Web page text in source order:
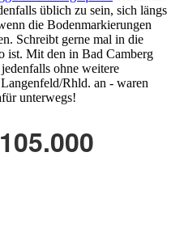
üblich zu sein, sich längs
die Bodenmarkierungen
Schreibt gerne mal in die
ist. Mit den in Bad Camberg
ohne weitere
Rhld. an - waren
unterwegs!